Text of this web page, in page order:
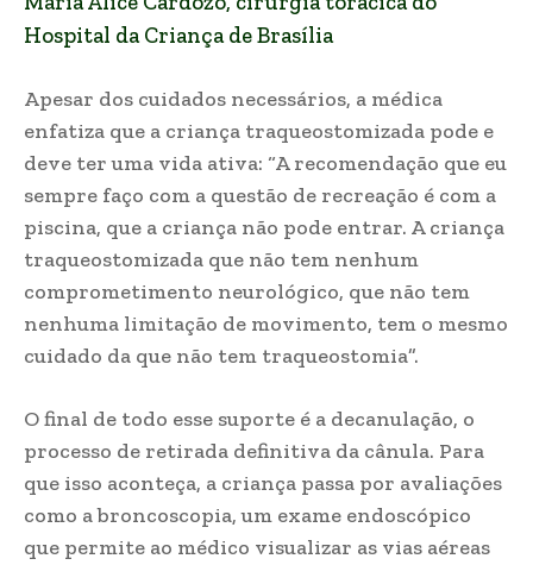
Hospital da Criança de Brasília
Apesar dos cuidados necessários, a médica
enfatiza que a criança traqueostomizada pode e
deve ter uma vida ativa: “A recomendação que eu
sempre faço com a questão de recreação é com a
piscina, que a criança não pode entrar. A criança
traqueostomizada que não tem nenhum
comprometimento neurológico, que não tem
nenhuma limitação de movimento, tem o mesmo
cuidado da que não tem traqueostomia”.
O final de todo esse suporte é a decanulação, o
processo de retirada definitiva da cânula. Para
que isso aconteça, a criança passa por avaliações
como a broncoscopia, um exame endoscópico
que permite ao médico visualizar as vias aéreas